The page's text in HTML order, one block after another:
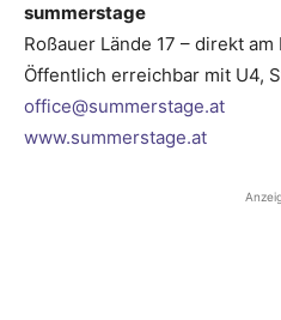
summerstage
Roßauer Lände 17 – direkt
Öffentlich erreichbar mit U4,
office@summerstage.at
www.summerstage.at